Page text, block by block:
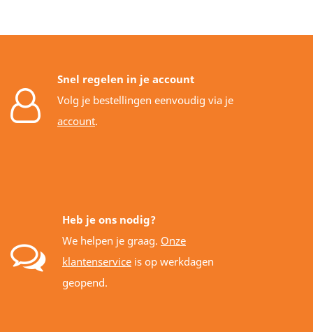
Snel regelen in je account
Volg je bestellingen eenvoudig via je
account.
Heb je ons nodig?
We helpen je graag. Onze
klantenservice is op werkdagen
geopend.